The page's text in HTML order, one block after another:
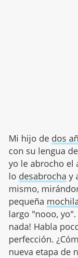
Mi hijo de dos
con su lengua
yo le abrocho el
lo desabrocha y
mismo,
pequeña
largo "nooo, yo".
nada! Habla
perfección.
nueva etapa de